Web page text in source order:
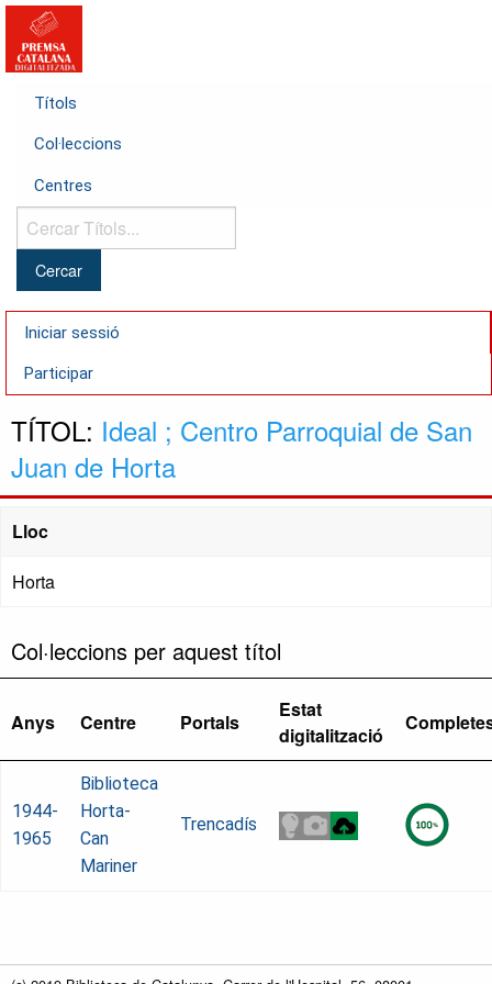
Títols
Col·leccions
Centres
Cercar
Títols...
Iniciar sessió
Participar
TÍTOL: Ideal ; Centro Parroquial de San
Juan de Horta
Lloc
Horta
Col·leccions per aquest títol
Anys Centre Portals
Estat
digitalització
1944-
1965
Biblioteca
Horta-
Can
Mariner
Trencadís